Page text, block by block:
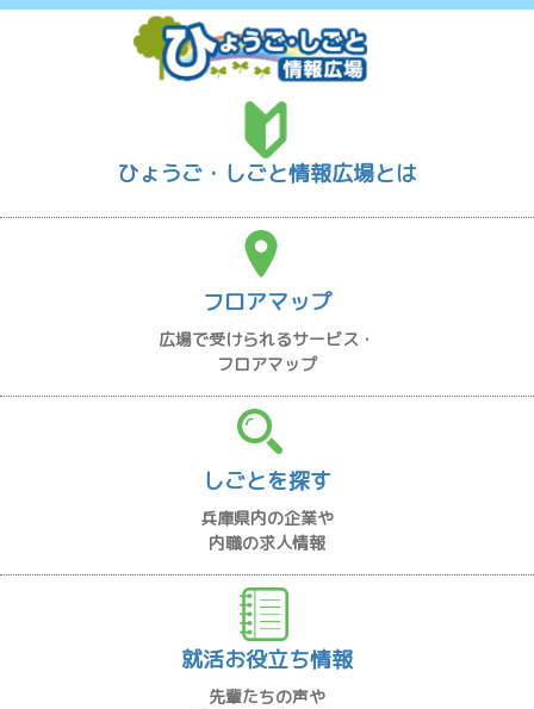
ひょうご・しごと情報広場とは
フロアマップ
広場で受けられるサービス・
フロアマップ
しごとを探す
兵庫県内の企業や
内職の求人情報
就活お役立ち情報
先輩たちの声や